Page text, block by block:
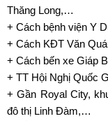
Thăng Long,…
+ Cách bệnh viện Y
+ Cách KĐT Văn
+ Cách bến xe Giáp
+ TT Hội Nghị Quốc
+ Gần Royal City,
đô thị Linh Đàm,…